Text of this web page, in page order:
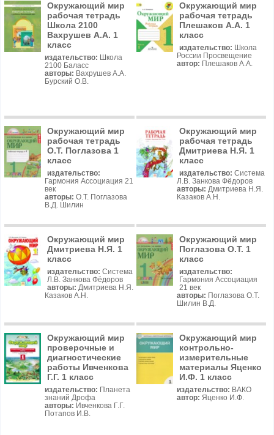
Окружающий мир
рабочая тетрадь
Школа 2100
Вахрушев А.А. 1
класс
издательство: Школа
2100 Баласс
авторы: Вахрушев А.А.
Бурский О.В.
Окружающий мир
рабочая тетрадь
Плешаков А.А. 1
класс
издательство: Школа
России Просвещение
автор: Плешаков А.А.
Окружающий мир
рабочая тетрадь
О.Т. Поглазова 1
класс
издательство:
Гармония Ассоциация 21
век
авторы: О.Т. Поглазова
В.Д. Шилин
Окружающий мир
рабочая тетрадь
Дмитриева Н.Я. 1
класс
издательство: Система
Л.В. Занкова Фёдоров
авторы: Дмитриева Н.Я.
Казаков А.Н.
Окружающий мир
Дмитриева Н.Я. 1
класс
издательство: Система
Л.В. Занкова Фёдоров
авторы: Дмитриева Н.Я.
Казаков А.Н.
Окружающий мир
Поглазова О.Т. 1
класс
издательство:
Гармония Ассоциация
21 век
авторы: Поглазова О.Т.
Шилин В.Д.
Окружающий мир
проверочные и
диагностические
работы Ивченкова
Г.Г. 1 класс
издательство: Планета
знаний Дрофа
авторы: Ивченкова Г.Г.
Потапов И.В.
Окружающий мир
контрольно-
измерительные
материалы Яценко
И.Ф. 1 класс
издательство: ВАКО
автор: Яценко И.Ф.